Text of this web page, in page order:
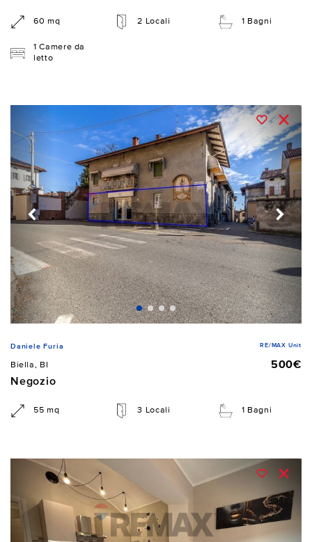
60 mq 2 Locali 1 Bagni
1 Camere da
letto
Daniele Furia RE/MAX Unit
Biella, BI
500€
Negozio
55 mq 3 Locali 1 Bagni